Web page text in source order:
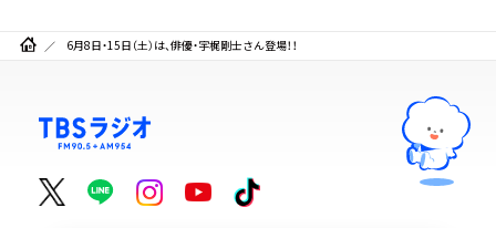
6月8日・15日（土）は、俳優・宇梶剛士さん登場！！